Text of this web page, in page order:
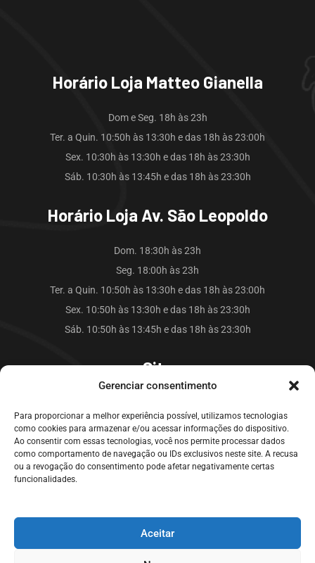
Gerenciar consentimento
Para proporcionar a melhor experiência possível, utilizamos tecnologias
como cookies para armazenar e/ou acessar informações do dispositivo.
Ao consentir com essas tecnologias, você nos permite processar dados
como comportamento de navegação ou IDs exclusivos neste site. A recusa
ou a revogação do consentimento pode afetar negativamente certas
funcionalidades.
Aceitar
Horário Loja Matteo Gianella
Dom e Seg. 18h às 23h
Ter. a Quin. 10:50h às 13:30h e das 18h às 23:00h
Sex. 10:30h às 13:30h e das 18h às 23:30h
Sáb. 10:30h às 13:45h e das 18h às 23:30h
Horário Loja Av. São Leopoldo
Dom. 18:30h às 23h
Seg. 18:00h às 23h
Ter. a Quin. 10:50h às 13:30h e das 18h às 23:00h
Sex. 10:50h às 13:30h e das 18h às 23:30h
Sáb. 10:50h às 13:45h e das 18h às 23:30h
Site
Cardápio
Contato
Blog